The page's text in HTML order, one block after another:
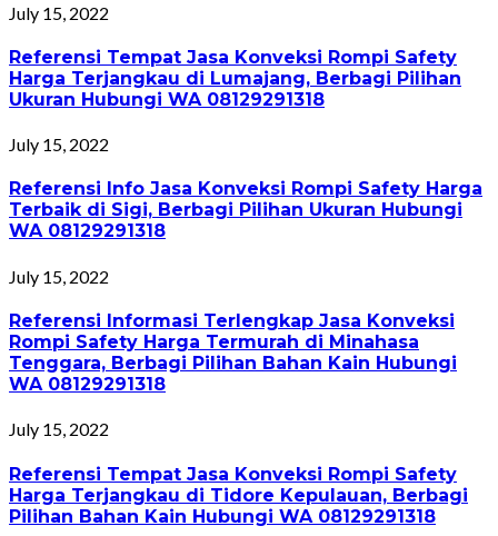
July 15, 2022
Referensi Tempat Jasa Konveksi Rompi Safety
Harga Terjangkau di Lumajang, Berbagi Pilihan
Ukuran Hubungi WA 08129291318
July 15, 2022
Referensi Info Jasa Konveksi Rompi Safety Harga
Terbaik di Sigi, Berbagi Pilihan Ukuran Hubungi
WA 08129291318
July 15, 2022
Referensi Informasi Terlengkap Jasa Konveksi
Rompi Safety Harga Termurah di Minahasa
Tenggara, Berbagi Pilihan Bahan Kain Hubungi
WA 08129291318
July 15, 2022
Referensi Tempat Jasa Konveksi Rompi Safety
Harga Terjangkau di Tidore Kepulauan, Berbagi
Pilihan Bahan Kain Hubungi WA 08129291318